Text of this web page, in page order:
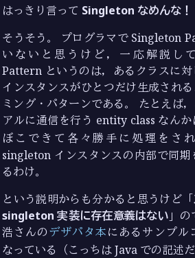
はっきり言って Singleton なめんな！
そうそう。 プログラマで Singleton
いないと思うけど，一応解説し
Pattern というのは，あるクラスに
インスタンスがひとつだけ生成され
ミング・パターンである。 たとえば
アルに通信を行う entity class なん
ぼこできて各々勝手に処理をさ
singleton インスタンスの内部で同
るわけ。
という説明からも分かると思うけど「
singleton 実装に存在意義はない 」
浩さんのデザパタ本にあるサンプル
なっている（こっちは Java での記述